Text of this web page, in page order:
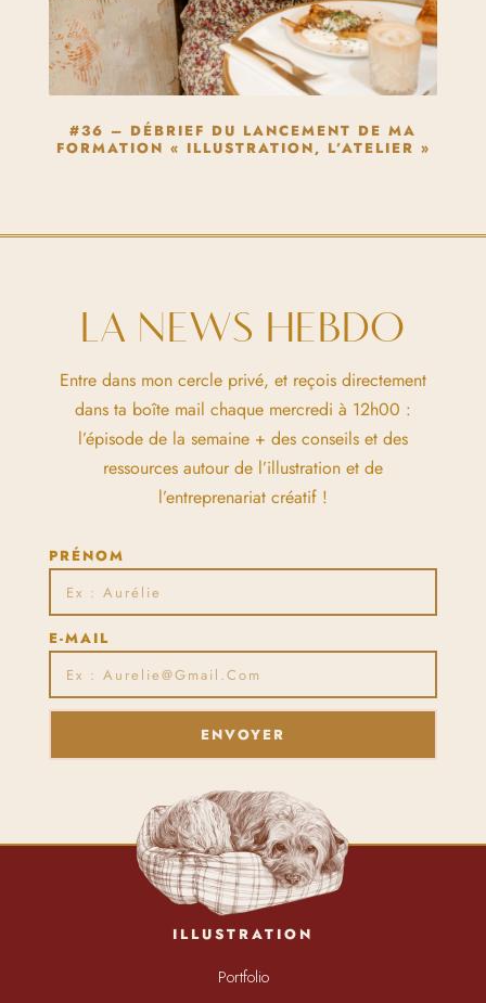
#36 – DÉBRIEF DU LANCEMENT DE MA
FORMATION « ILLUSTRATION, L’ATELIER »
LA NEWS HEBDO
Entre dans mon cercle privé, et reçois directement
dans ta boîte mail chaque mercredi à 12h00 :
l’épisode de la semaine + des conseils et des
ressources autour de l’illustration et de
l’entreprenariat créatif !
PRÉNOM
E-MAIL
ENVOYER
ILLUSTRATION
Portfolio